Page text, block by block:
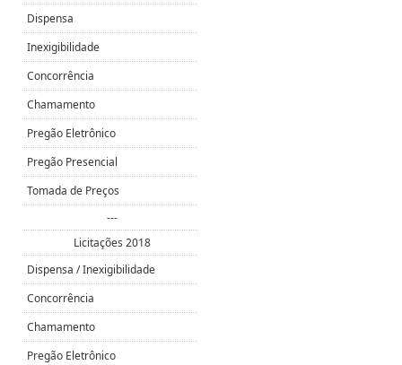
Dispensa
Inexigibilidade
Concorrência
Chamamento
Pregão Eletrônico
Pregão Presencial
Tomada de Preços
---
Licitações 2018
Dispensa / Inexigibilidade
Concorrência
Chamamento
Pregão Eletrônico